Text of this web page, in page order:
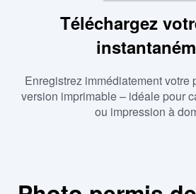
Téléchargez
Enregistrez immédiatement votre
version imprimable – idéale pour
ou impression à